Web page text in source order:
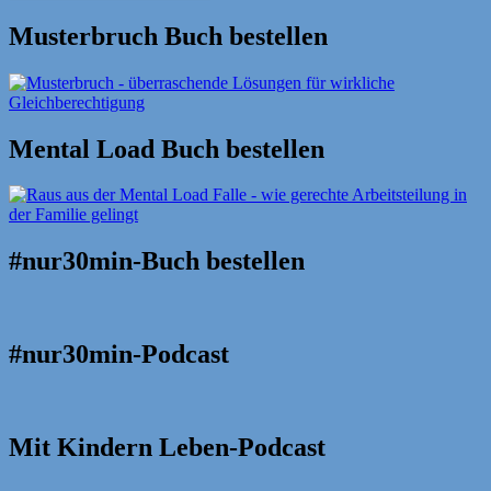
nach:
Musterbruch Buch bestellen
Mental Load Buch bestellen
#nur30min-Buch bestellen
#nur30min-Podcast
Mit Kindern Leben-Podcast